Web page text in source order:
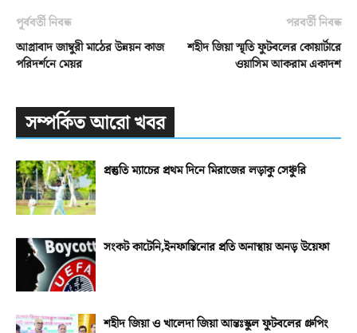
পূর্ববর্তী নিবন্ধ
আগ্রাবাদ জাম্বুরী মাঠের উন্নয়ন কাজ
পরিদর্শনে মেয়র
পরবর্তী নিবন্ধ
শহীদ জিয়া স্মৃতি ফুটবলের কোয়ার্টারে
ওয়াসিম আকরাম একাদশ
সম্পর্কিত আরো খবর
প্রস্তুতি ম্যাচের প্রথম দিনে মিরাজের লড়াকু সেঞ্চুরি
সংকট কাটেনি,ইনফান্তিনোর প্রতি অনাস্থায় অনড় উয়েফা
শহীদ জিয়া ও খালেদা জিয়া আন্তঃস্কুল ফুটবলের গ্রুপিং